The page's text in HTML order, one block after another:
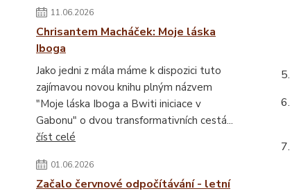
11.06.2026
Chrisantem Macháček: Moje láska
Iboga
Jako jedni z mála máme k dispozici tuto
zajímavou novou knihu plným názvem
"Moje láska Iboga a Bwiti iniciace v
Gabonu" o dvou transformativních cestá...
číst celé
01.06.2026
Začalo červnové odpočítávání - letní